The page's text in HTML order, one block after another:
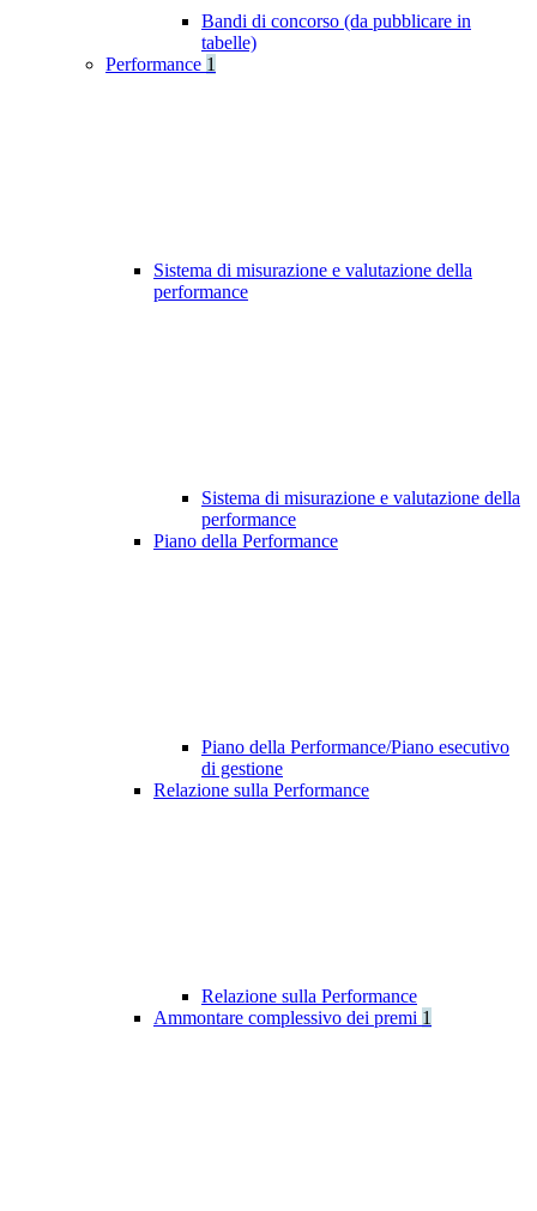
Bandi di concorso (da pubblicare in
tabelle)
Performance 1
Sistema di misurazione e valutazione della
performance
Sistema di misurazione e valutazione della
performance
Piano della Performance
Piano della Performance/Piano esecutivo
di gestione
Relazione sulla Performance
Relazione sulla Performance
Ammontare complessivo dei premi 1